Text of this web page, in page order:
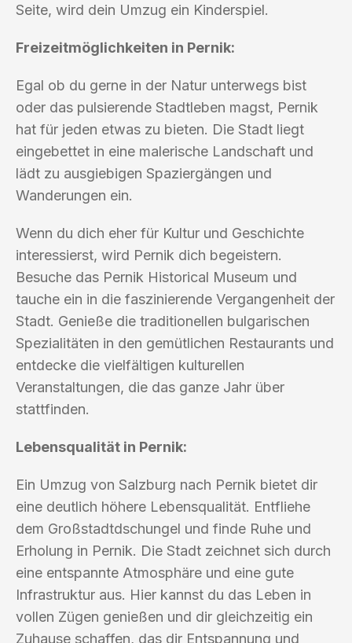
Seite, wird dein Umzug ein Kinderspiel.
Freizeitmöglichkeiten in Pernik:
Egal ob du gerne in der Natur unterwegs bist
oder das pulsierende Stadtleben magst, Pernik
hat für jeden etwas zu bieten. Die Stadt liegt
eingebettet in eine malerische Landschaft und
lädt zu ausgiebigen Spaziergängen und
Wanderungen ein.
Wenn du dich eher für Kultur und Geschichte
interessierst, wird Pernik dich begeistern.
Besuche das Pernik Historical Museum und
tauche ein in die faszinierende Vergangenheit der
Stadt. Genieße die traditionellen bulgarischen
Spezialitäten in den gemütlichen Restaurants und
entdecke die vielfältigen kulturellen
Veranstaltungen, die das ganze Jahr über
stattfinden.
Lebensqualität in Pernik:
Ein Umzug von Salzburg nach Pernik bietet dir
eine deutlich höhere Lebensqualität. Entfliehe
dem Großstadtdschungel und finde Ruhe und
Erholung in Pernik. Die Stadt zeichnet sich durch
eine entspannte Atmosphäre und eine gute
Infrastruktur aus. Hier kannst du das Leben in
vollen Zügen genießen und dir gleichzeitig ein
Zuhause schaffen, das dir Entspannung und